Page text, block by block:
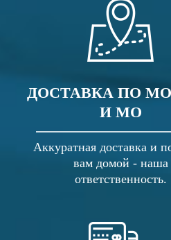
ДОСТАВКА ПО
И МО
Аккуратная доставка и
вам домой - наша
ответственность.